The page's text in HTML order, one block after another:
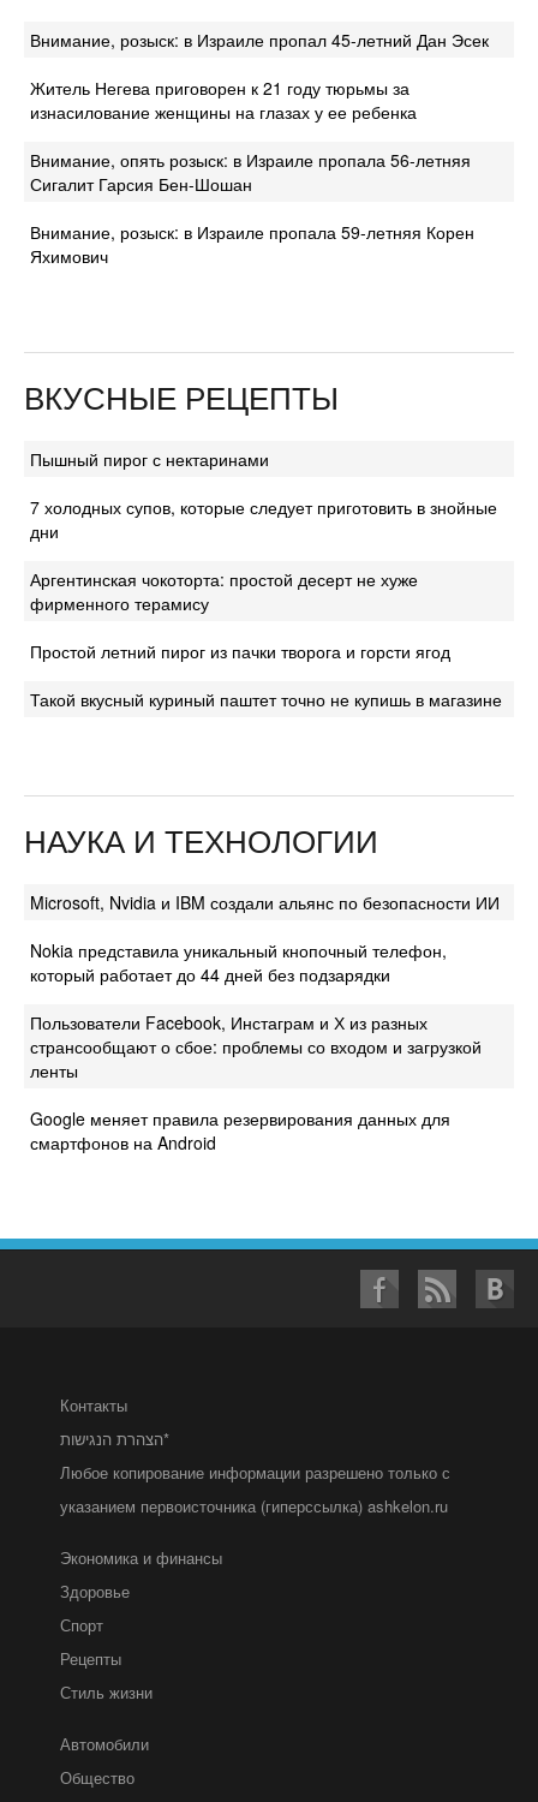
Внимание, розыск: в Израиле пропал 45-летний Дан Эсек
Житель Негева приговорен к 21 году тюрьмы за
изнасилование женщины на глазах у ее ребенка
Внимание, опять розыск: в Израиле пропала 56-летняя
Сигалит Гарсия Бен-Шошан
Внимание, розыск: в Израиле пропала 59-летняя Корен
Яхимович
ВКУСНЫЕ РЕЦЕПТЫ
Пышный пирог с нектаринами
7 холодных супов, которые следует приготовить в знойные
дни
Аргентинская чокоторта: простой десерт не хуже
фирменного терамису
Простой летний пирог из пачки творога и горсти ягод
Такой вкусный куриный паштет точно не купишь в магазине
НАУКА И ТЕХНОЛОГИИ
Microsoft, Nvidia и IBM создали альянс по безопасности ИИ
Nokia представила уникальный кнопочный телефон,
который работает до 44 дней без подзарядки
Пользователи Facebook, Инстаграм и Х из разных
странсообщают о сбое: проблемы со входом и загрузкой
ленты
Google меняет правила резервирования данных для
смартфонов на Android
Контакты
הצהרת הנגישות*
Любое копирование информации разрешено только с
указанием первоисточника (гиперссылка) ashkelon.ru
Экономика и финансы
Здоровье
Спорт
Рецепты
Стиль жизни
Автомобили
Общество